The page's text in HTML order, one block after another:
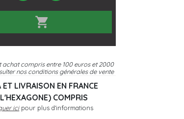

achat compris entre 100 euros et 2000
nos conditions générales de vente
ET LIVRAISON EN FRANCE
COMPRIS
icipour plus d'informations